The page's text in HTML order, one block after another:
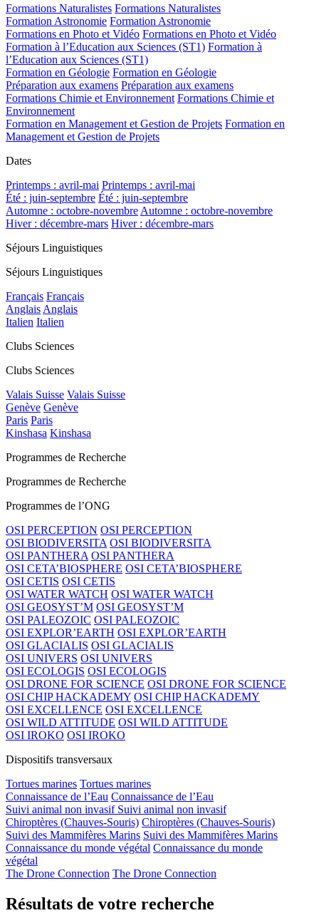
Formations Naturalistes Formations Naturalistes
Formation Astronomie Formation Astronomie
Formations en Photo et Vidéo Formations en Photo et Vidéo
Formation à l’Education aux Sciences (ST1) Formation à
l’Education aux Sciences (ST1)
Formation en Géologie Formation en Géologie
Préparation aux examens Préparation aux examens
Formations Chimie et Environnement Formations Chimie et
Environnement
Formation en Management et Gestion de Projets Formation en
Management et Gestion de Projets
Dates
Printemps : avril-mai Printemps : avril-mai
Été : juin-septembre Été : juin-septembre
Automne : octobre-novembreAutomne : octobre-novembre
Hiver : décembre-mars Hiver : décembre-mars
Séjours Linguistiques
Séjours Linguistiques
Français Français
AnglaisAnglais
Italien Italien
Clubs Sciences
Clubs Sciences
Valais Suisse Valais Suisse
Genève Genève
Paris Paris
Kinshasa Kinshasa
Programmes de Recherche
Programmes de Recherche
Programmes de l’ONG
OSI PERCEPTION OSI PERCEPTION
OSI BIODIVERSITA OSI BIODIVERSITA
OSI PANTHERA OSI PANTHERA
OSI CETA’BIOSPHERE OSI CETA’BIOSPHERE
OSI CETIS OSI CETIS
OSI WATER WATCH OSI WATER WATCH
OSI GEOSYST’M OSI GEOSYST’M
OSI PALEOZOIC OSI PALEOZOIC
OSI EXPLOR’EARTH OSI EXPLOR’EARTH
OSI GLACIALIS OSI GLACIALIS
OSI UNIVERS OSI UNIVERS
OSI ECOLOGIS OSI ECOLOGIS
OSI DRONE FOR SCIENCE OSI DRONE FOR SCIENCE
OSI CHIP HACKADEMY OSI CHIP HACKADEMY
OSI EXCELLENCE OSI EXCELLENCE
OSI WILD ATTITUDE OSI WILD ATTITUDE
OSI IROKO OSI IROKO
Dispositifs transversaux
Tortues marines Tortues marines
Connaissance de l’Eau Connaissance de l’Eau
Suivi animal non invasif Suivi animal non invasif
Chiroptères (Chauves-Souris) Chiroptères (Chauves-Souris)
Suivi des Mammifères Marins Suivi des Mammifères Marins
Connaissance du monde végétal Connaissance du monde
végétal
The Drone Connection The Drone Connection
Résultats de votre recherche